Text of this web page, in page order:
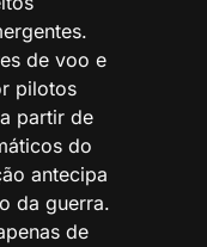
de voo e
pilotos
partir de
do
antecipa
da guerra.
de